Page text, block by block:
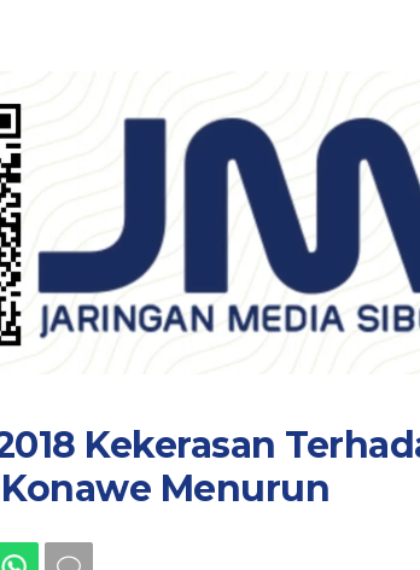
Kekerasan
Menurun